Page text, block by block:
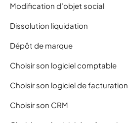
Modification d’objet social
Dissolution liquidation
Dépôt de marque
Choisir son logiciel comptable
Choisir son logiciel de facturation
Choisir son CRM